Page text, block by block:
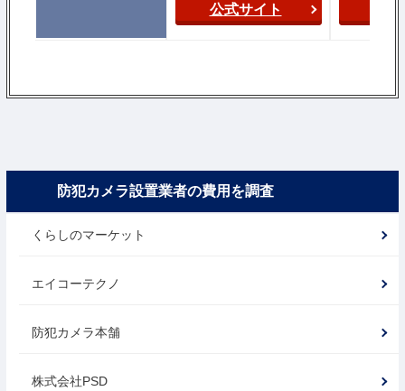
公式サイト
防犯カメラ設置業者の費用を調査
くらしのマーケット
エイコーテクノ
防犯カメラ本舗
株式会社PSD